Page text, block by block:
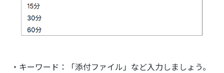
・キーワード：「添付ファイル」など入力しましょう。